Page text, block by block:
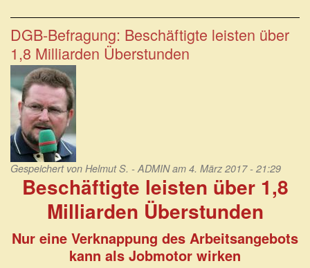
„Jobwunder“.
SPD-
Kanzlerkandidat
plant
nur
kosmetische
Korrektur
DGB-Befragung: Beschäftigte leisten über
1,8 Milliarden Überstunden
Gespeichert von Helmut S. - ADMINam 4. März 2017 - 21:29
Beschäftigte leisten über 1,8
Milliarden Überstunden
Nur eine Verknappung des Arbeitsangebots
kann als Jobmotor wirken